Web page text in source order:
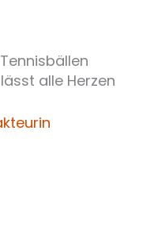
alle Herzen